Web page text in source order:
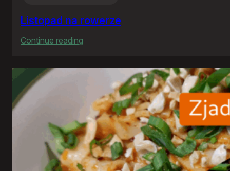
Listopad na rowerze
Continue reading
na
rowerze